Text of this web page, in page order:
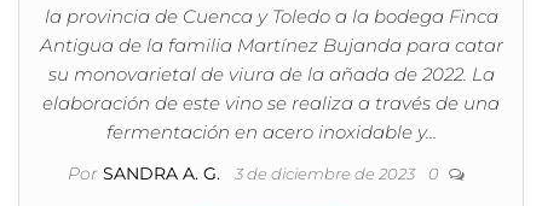
la provincia de Cuenca y Toledo a la bodega Finca
Antigua de la familia Martínez Bujanda para catar
su monovarietal de viura de la añada de 2022. La
elaboración de este vino se realiza a través de una
fermentación en acero inoxidable y…
Por SANDRA A. G. 3 de diciembre de 2023 0